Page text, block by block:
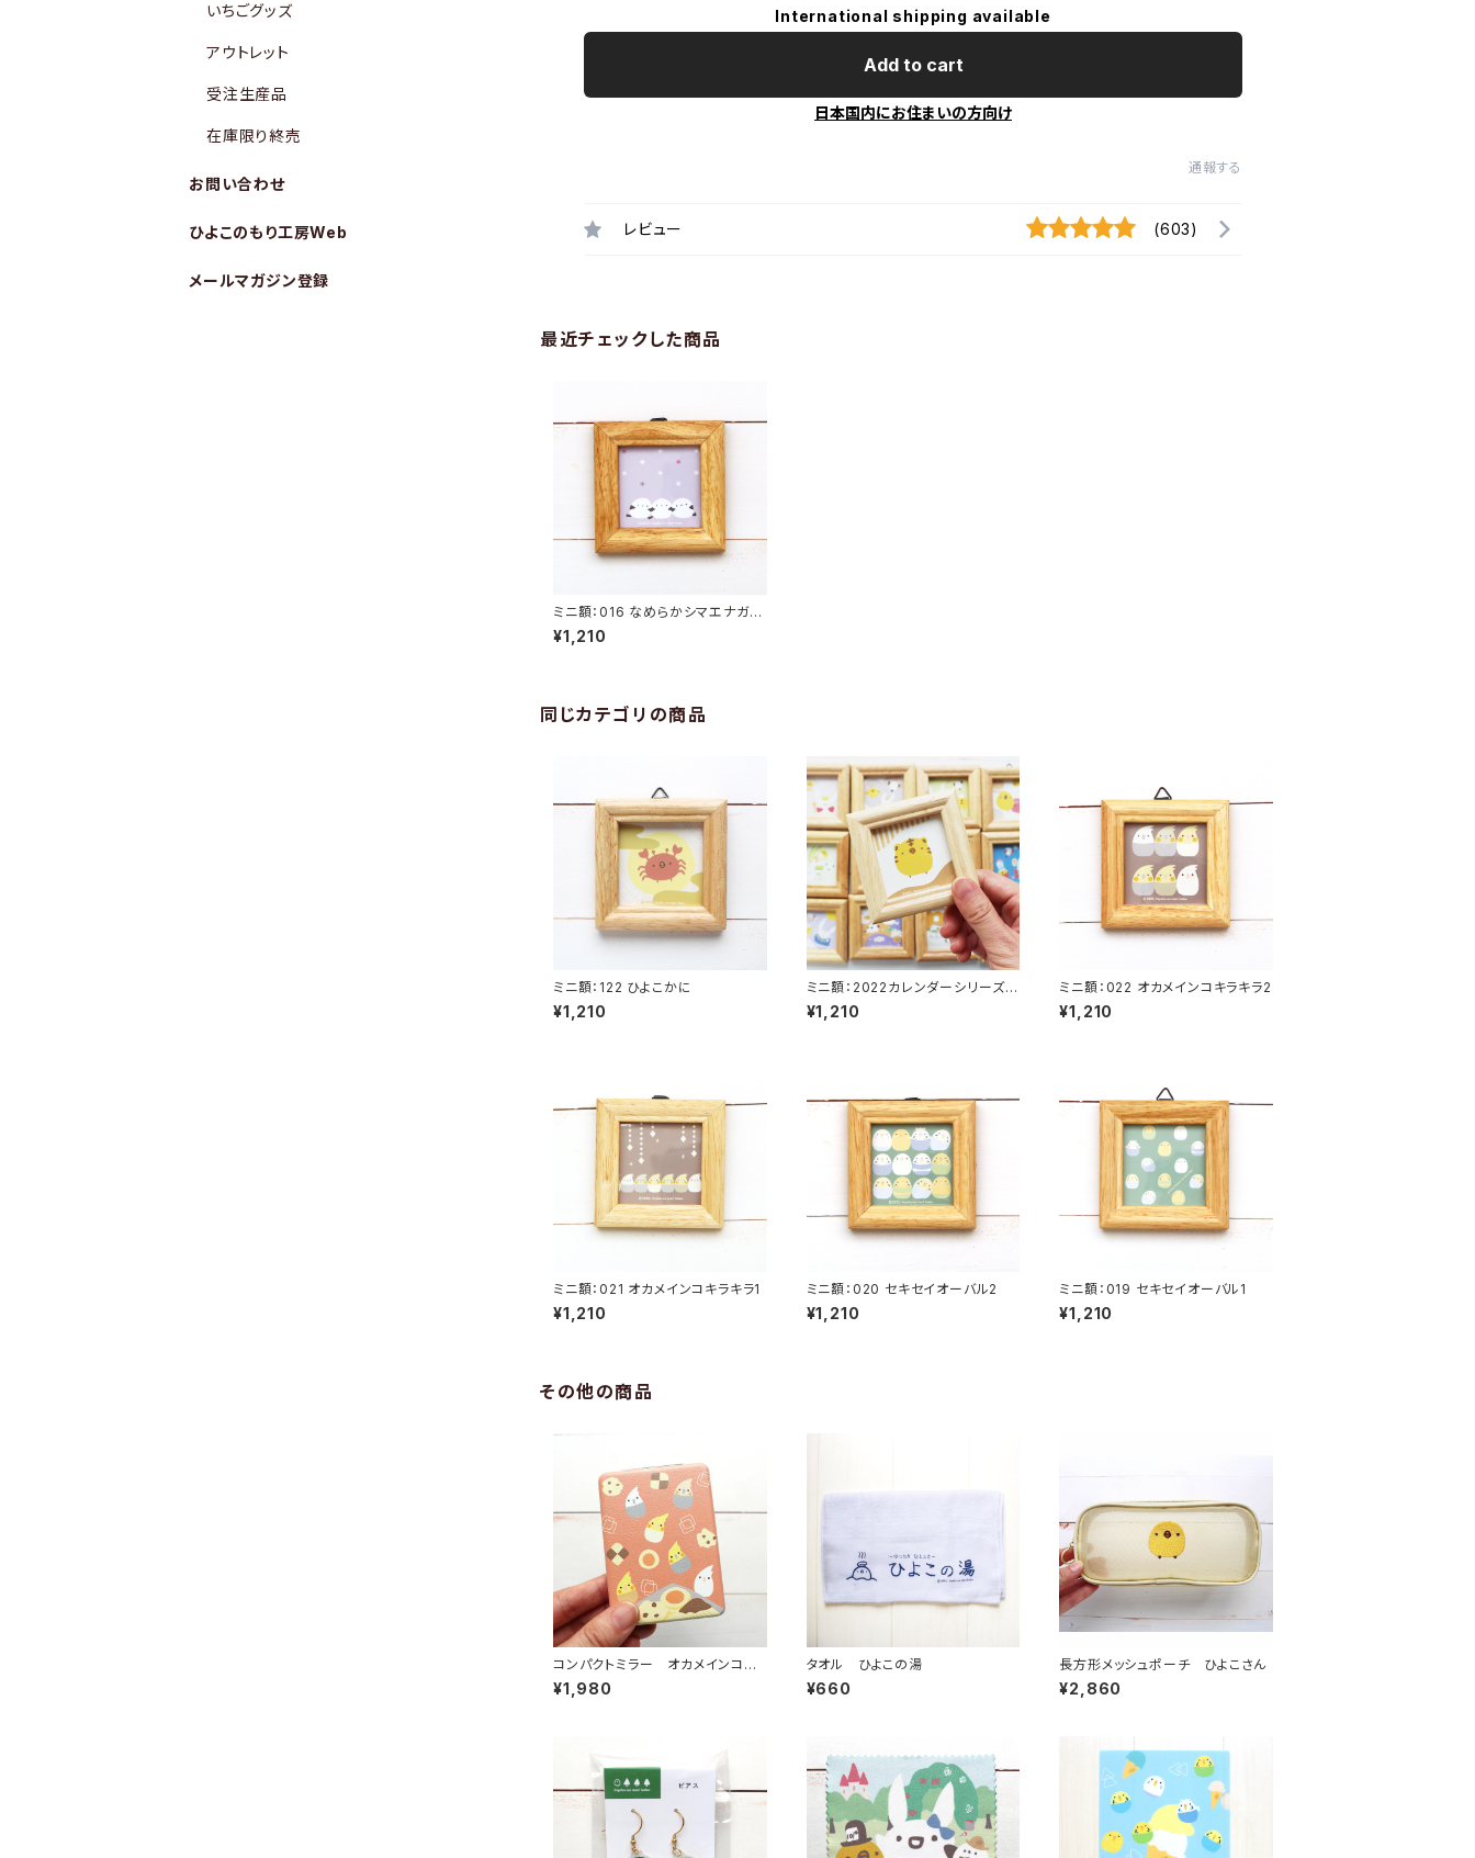
International shipping available
Add to cart
日本国内にお住まいの方向け
通報する
レビュー (603)
最近チェックした商品
ミニ額：016 なめらかシマエナガア
スタリスク
¥1,210
同じカテゴリの商品
ミニ額：122 ひよこかに
¥1,210
ミニ額：2022カレンダーシリーズ
101-113（全１３種類）
¥1,210
ミニ額：022 オカメインコキラキラ2
¥1,210
ミニ額：021 オカメインコキラキラ1
¥1,210
ミニ額：020 セキセイオーバル2
¥1,210
ミニ額：019 セキセイオーバル1
¥1,210
その他の商品
コンパクトミラー オカメインコ
クッキー
¥1,980
タオル ひよこの湯
¥660
長方形メッシュポーチ ひよこさん
¥2,860
いちごグッズ
アウトレット
受注生産品
在庫限り終売
お問い合わせ
ひよこのもり工房Web
メールマガジン登録